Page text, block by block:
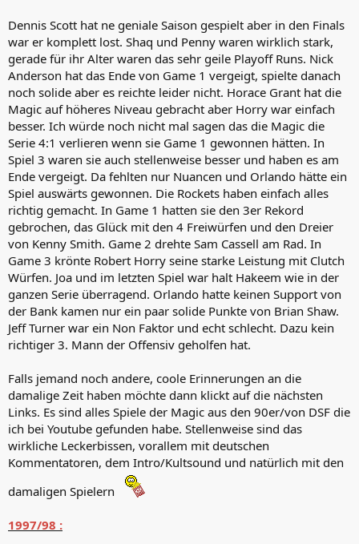
Dennis Scott hat ne geniale Saison gespielt aber in den Finals
war er komplett lost. Shaq und Penny waren wirklich stark,
gerade für ihr Alter waren das sehr geile Playoff Runs. Nick
Anderson hat das Ende von Game 1 vergeigt, spielte danach
noch solide aber es reichte leider nicht. Horace Grant hat die
Magic auf höheres Niveau gebracht aber Horry war einfach
besser. Ich würde noch nicht mal sagen das die Magic die
Serie 4:1 verlieren wenn sie Game 1 gewonnen hätten. In
Spiel 3 waren sie auch stellenweise besser und haben es am
Ende vergeigt. Da fehlten nur Nuancen und Orlando hätte ein
Spiel auswärts gewonnen. Die Rockets haben einfach alles
richtig gemacht. In Game 1 hatten sie den 3er Rekord
gebrochen, das Glück mit den 4 Freiwürfen und den Dreier
von Kenny Smith. Game 2 drehte Sam Cassell am Rad. In
Game 3 krönte Robert Horry seine starke Leistung mit Clutch
Würfen. Joa und im letzten Spiel war halt Hakeem wie in der
ganzen Serie überragend. Orlando hatte keinen Support von
der Bank kamen nur ein paar solide Punkte von Brian Shaw.
Jeff Turner war ein Non Faktor und echt schlecht. Dazu kein
richtiger 3. Mann der Offensiv geholfen hat.
Falls jemand noch andere, coole Erinnerungen an die
damalige Zeit haben möchte dann klickt auf die nächsten
Links. Es sind alles Spiele der Magic aus den 90er/von DSF die
ich bei Youtube gefunden habe. Stellenweise sind das
wirkliche Leckerbissen, vorallem mit deutschen
Kommentatoren, dem Intro/Kultsound und natürlich mit den
damaligen Spielern
1997/98 :